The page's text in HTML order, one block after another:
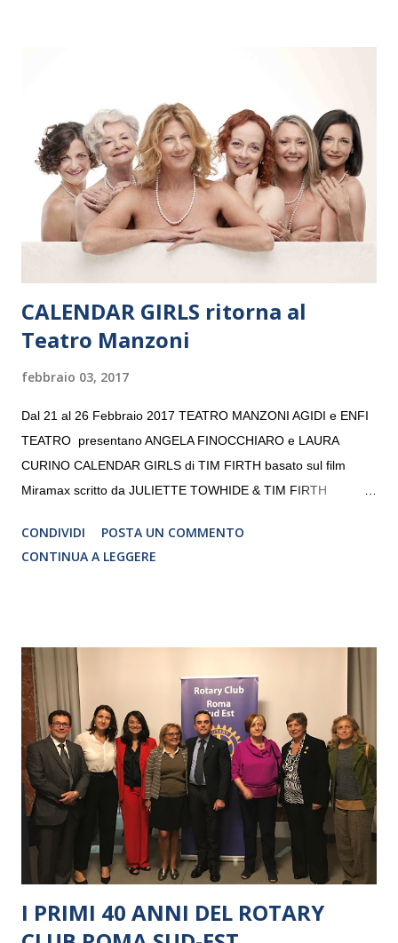
“Settembre dell’Accademia” dove si esibirà per il secondo anno
consecutivo. Il pubblico milanese avrà il piacere di applaudire i
giovani artisti della Baltic Sea Youth Philharmonic per la quarta
volta. L’orchestra, fondata nel 2008 da Kristjan Järvi (affiancato
da un prestigioso consiglio di consulent...
CALENDAR GIRLS ritorna al
Teatro Manzoni
febbraio 03, 2017
Dal 21 al 26 Febbraio 2017 TEATRO MANZONI AGIDI e ENFI
TEATRO presentano ANGELA FINOCCHIARO e LAURA
CURINO CALENDAR GIRLS di TIM FIRTH basato sul film
Miramax scritto da JULIETTE TOWHIDE & TIM FIRTH
CRISTINA PEZZOLI
CONDIVIDI
POSTA UN COMMENTO
CONTINUA A LEGGERE
I PRIMI 40 ANNI DEL ROTARY